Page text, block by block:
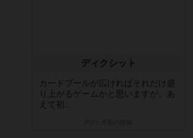
ディクシット
カードプールが広ければそれだけ盛
り上がるゲームかと思いますが、あ
えて初...